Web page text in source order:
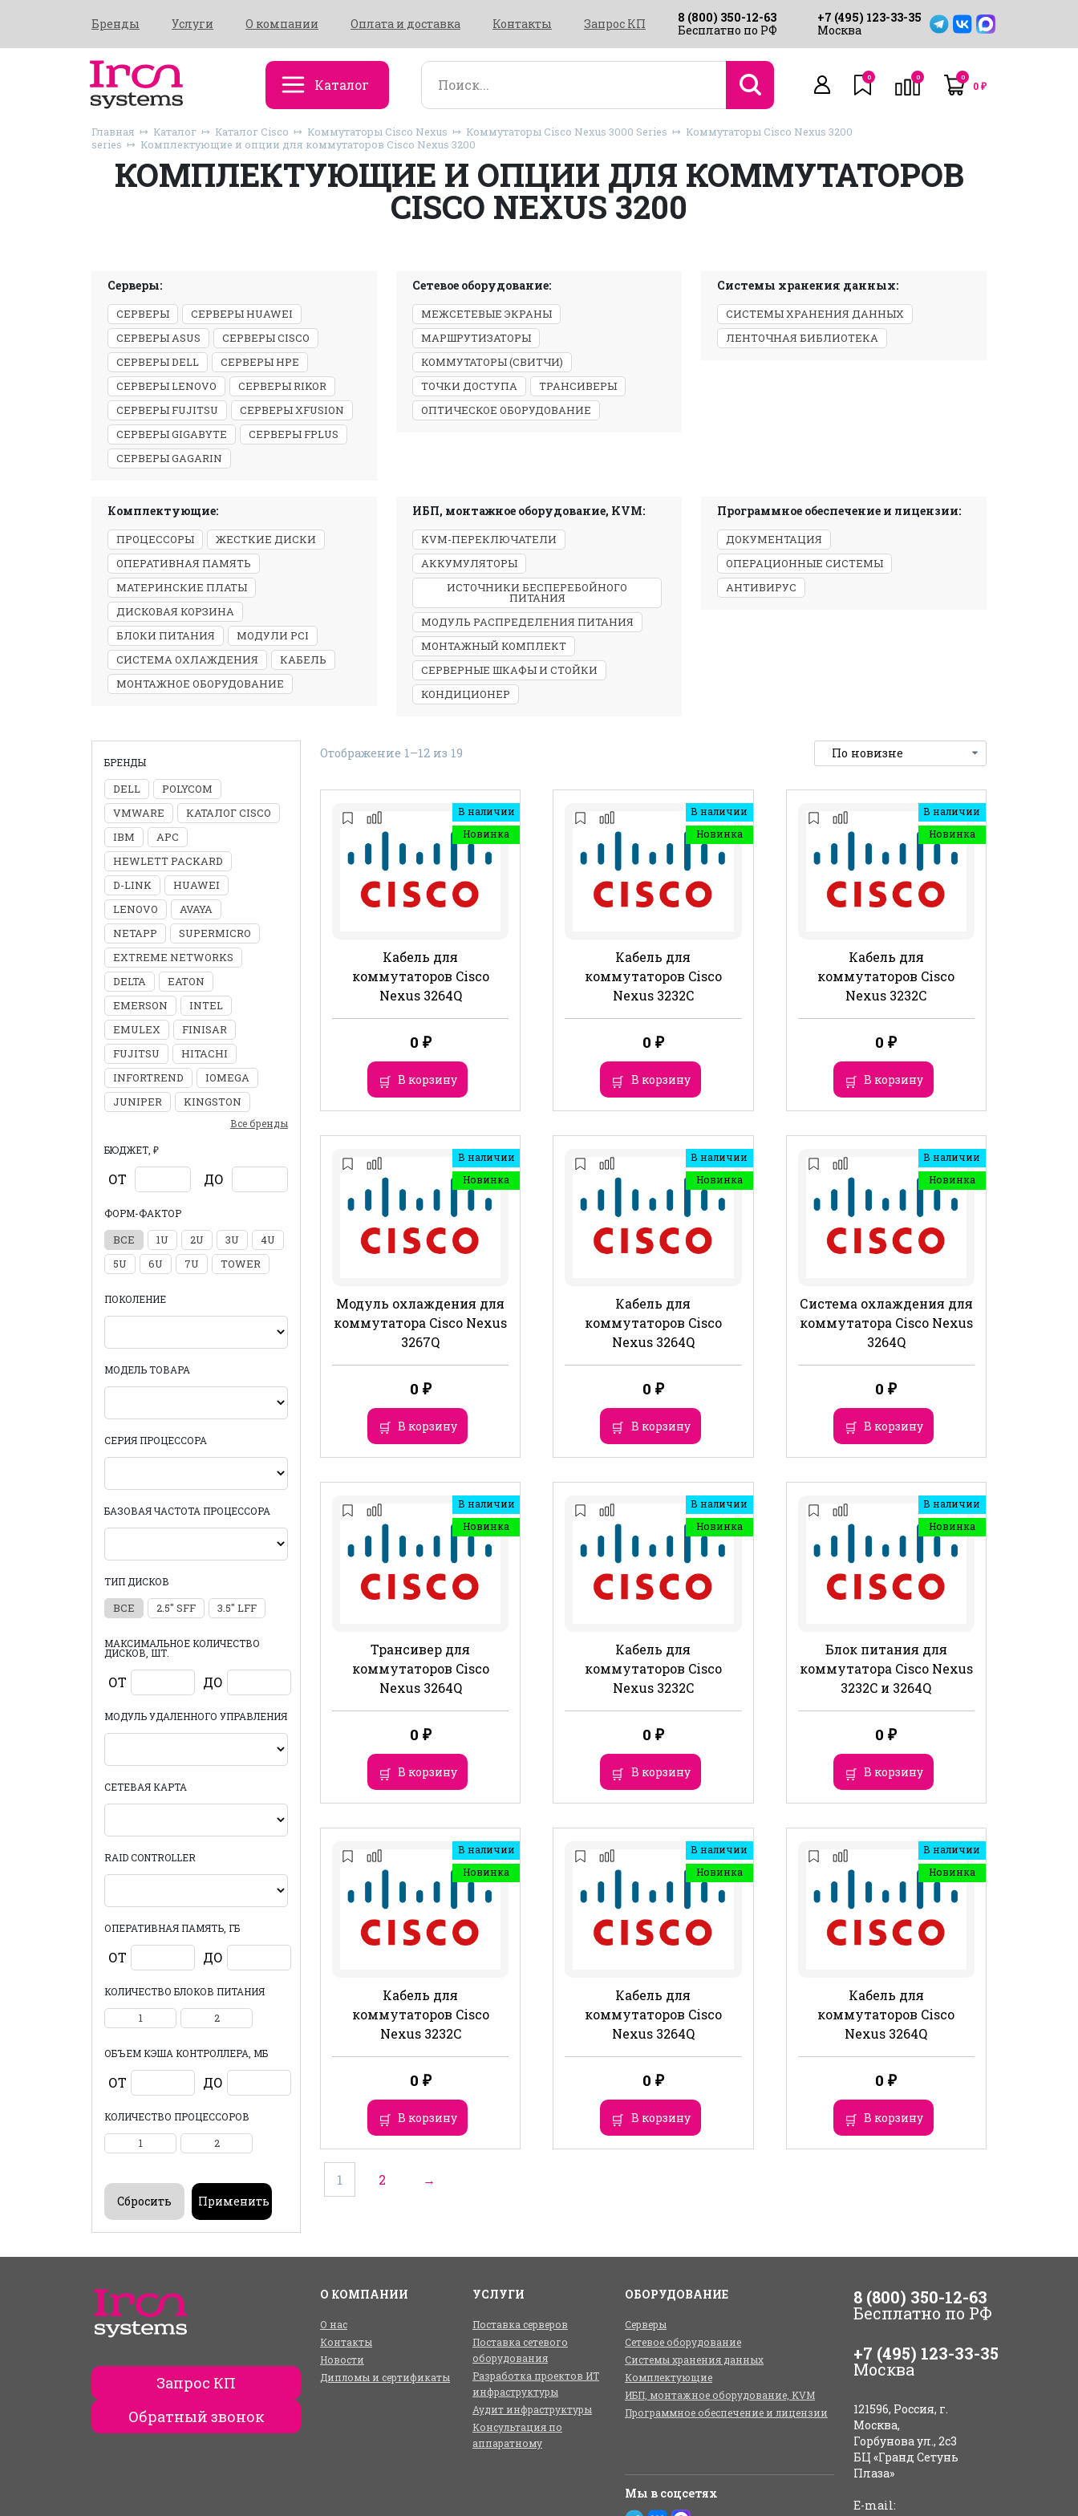
Бренды Услуги О компании Оплата и доставка Контакты Запрос КП
8 (800) 350-12-63
Бесплатно по РФ
+7 (495) 123-33-35
Москва
Каталог 0 0 0
0₽
Главная Каталог Каталог Cisco Коммутаторы Cisco Nexus Коммутаторы Cisco Nexus 3000 Series
Коммутаторы Cisco Nexus 3200
series
Комплектующие и опции для коммутаторов Cisco Nexus 3200
КОМПЛЕКТУЮЩИЕ И ОПЦИИ ДЛЯ КОММУТАТОРОВ
CISCO NEXUS 3200
Серверы:
СЕРВЕРЫ
СЕРВЕРЫ HUAWEI
СЕРВЕРЫ ASUS
СЕРВЕРЫ CISCO
СЕРВЕРЫ DELL
СЕРВЕРЫ HPE
СЕРВЕРЫ LENOVO
СЕРВЕРЫ RIKOR
СЕРВЕРЫ FUJITSU
СЕРВЕРЫ XFUSION
СЕРВЕРЫ GIGABYTE
СЕРВЕРЫ FPLUS
СЕРВЕРЫ GAGARIN
Сетевое оборудование:
МЕЖСЕТЕВЫЕ ЭКРАНЫ
МАРШРУТИЗАТОРЫ
КОММУТАТОРЫ (СВИТЧИ)
ТОЧКИ ДОСТУПА
ТРАНСИВЕРЫ
ОПТИЧЕСКОЕ ОБОРУДОВАНИЕ
Системы хранения данных:
СИСТЕМЫ ХРАНЕНИЯ ДАННЫХ
ЛЕНТОЧНАЯ БИБЛИОТЕКА
Комплектующие:
ПРОЦЕССОРЫ
ЖЕСТКИЕ ДИСКИ
ОПЕРАТИВНАЯ ПАМЯТЬ
МАТЕРИНСКИЕ ПЛАТЫ
ДИСКОВАЯ КОРЗИНА
БЛОКИ ПИТАНИЯ
МОДУЛИ PCI
СИСТЕМА ОХЛАЖДЕНИЯ
КАБЕЛЬ
МОНТАЖНОЕ ОБОРУДОВАНИЕ
ИБП, монтажное оборудование, KVM:
KVM-ПЕРЕКЛЮЧАТЕЛИ
АККУМУЛЯТОРЫ
ИСТОЧНИКИ БЕСПЕРЕБОЙНОГО
ПИТАНИЯ
МОДУЛЬ РАСПРЕДЕЛЕНИЯ ПИТАНИЯ
МОНТАЖНЫЙ КОМПЛЕКТ
СЕРВЕРНЫЕ ШКАФЫ И СТОЙКИ
КОНДИЦИОНЕР
Программное обеспечение и лицензии:
ДОКУМЕНТАЦИЯ
ОПЕРАЦИОННЫЕ СИСТЕМЫ
АНТИВИРУС
БРЕНДЫ
DELL
POLYCOM
VMWARE
КАТАЛОГ CISCO
IBM
APC
HEWLETT PACKARD
D-LINK
HUAWEI
LENOVO
AVAYA
NETAPP
SUPERMICRO
EXTREME NETWORKS
DELTA
EATON
EMERSON
INTEL
EMULEX
FINISAR
FUJITSU
HITACHI
INFORTREND
IOMEGA
JUNIPER
KINGSTON
Все бренды
БЮДЖЕТ, ₽
ОТ ДО
ФОРМ-ФАКТОР
ВСЕ 1U 2U 3U
4U
5U
6U 7U TOWER
ПОКОЛЕНИЕ
МОДЕЛЬ ТОВАРА
СЕРИЯ ПРОЦЕССОРА
БАЗОВАЯ ЧАСТОТА ПРОЦЕССОРА
ТИП ДИСКОВ
ВСЕ 2.5" SFF 3.5" LFF
МАКСИМАЛЬНОЕ КОЛИЧЕСТВО
ДИСКОВ, ШТ.
ОТ ДО
МОДУЛЬ УДАЛЕННОГО УПРАВЛЕНИЯ
СЕТЕВАЯ КАРТА
RAID CONTROLLER
ОПЕРАТИВНАЯ ПАМЯТЬ, ГБ
ОТ ДО
КОЛИЧЕСТВО БЛОКОВ ПИТАНИЯ
1 2
ОБЪЕМ КЭША КОНТРОЛЛЕРА, МБ
ОТ ДО
КОЛИЧЕСТВО ПРОЦЕССОРОВ
1 2
Отображение 1–12 из 19
В наличии
Новинка
Кабель для
коммутаторов Cisco
Nexus 3264Q
0 ₽
В корзину
В наличии
Новинка
Кабель для
коммутаторов Cisco
Nexus 3232C
0 ₽
В корзину
В наличии
Новинка
Кабель для
коммутаторов Cisco
Nexus 3232C
0₽
В корзину
В наличии
Новинка
Модуль охлаждения для
коммутатора Cisco Nexus
3267Q
0 ₽
В корзину
В наличии
Новинка
Кабель для
коммутаторов Cisco
Nexus 3264Q
0 ₽
В корзину
В наличии
Новинка
Система охлаждения для
коммутатора Cisco Nexus
3264Q
0₽
В корзину
В наличии
Новинка
Трансивер для
коммутаторов Cisco
Nexus 3264Q
0 ₽
В корзину
В наличии
Новинка
Кабель для
коммутаторов Cisco
Nexus 3232C
0 ₽
В корзину
В наличии
Новинка
Блок питания для
коммутатора Cisco Nexus
3232C и 3264Q
0₽
В корзину
В наличии
Новинка
Кабель для
коммутаторов Cisco
Nexus 3232C
0 ₽
В корзину
В наличии
Новинка
Кабель для
коммутаторов Cisco
Nexus 3264Q
0 ₽
В корзину
В наличии
Новинка
Кабель для
коммутаторов Cisco
Nexus 3264Q
0₽
В корзину
1 2 →
Запрос КП
Обратный звонок
О КОМПАНИИ
О нас
Контакты
Новости
Дипломы и сертификаты
УСЛУГИ
Поставка серверов
Поставка сетевого
оборудования
Разработка проектов ИТ
инфраструктуры
Аудит инфраструктуры
Консультация по
аппаратному
ОБОРУДОВАНИЕ
Серверы
Сетевое оборудование
Системы хранения данных
Комплектующие
ИБП, монтажное оборудование, KVM
Программное обеспечение и лицензии
Мы в соцсетях
8 (800) 350-12-63
Бесплатно по РФ
+7 (495) 123-33-35
Москва
121596, Россия, г.
Москва,
Горбунова ул., 2с3
БЦ «Гранд Сетунь
Плаза»
E-mail: